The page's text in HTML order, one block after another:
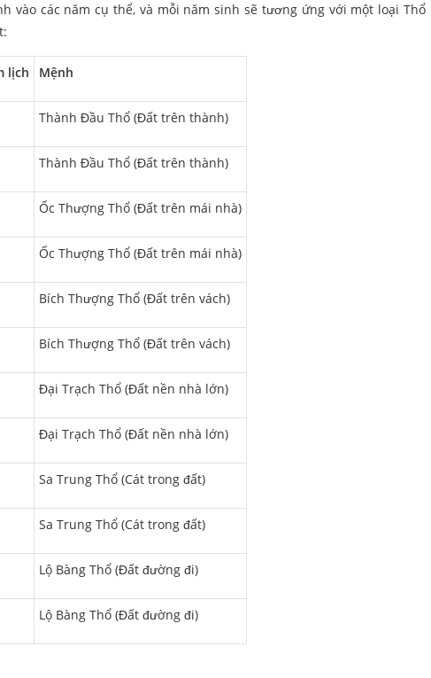
vào các năm cụ thể, và mỗi năm sinh sẽ tương ứng với một loại Thổ
lịch Mệnh
Thành Đầu Thổ (Đất trên thành)
Thành Đầu Thổ (Đất trên thành)
Ốc Thượng Thổ (Đất trên mái nhà)
Ốc Thượng Thổ (Đất trên mái nhà)
Bích Thượng Thổ (Đất trên vách)
Bích Thượng Thổ (Đất trên vách)
Đại Trạch Thổ (Đất nền nhà lớn)
Đại Trạch Thổ (Đất nền nhà lớn)
Sa Trung Thổ (Cát trong đất)
Sa Trung Thổ (Cát trong đất)
Lộ Bàng Thổ (Đất đường đi)
Lộ Bàng Thổ (Đất đường đi)